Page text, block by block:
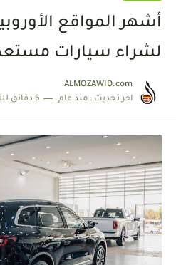
أشهر المواقع
لشراء سيارات
ALMOZAWID.com
اخر تحديث : منذ عام 6 دقائق للقراءة